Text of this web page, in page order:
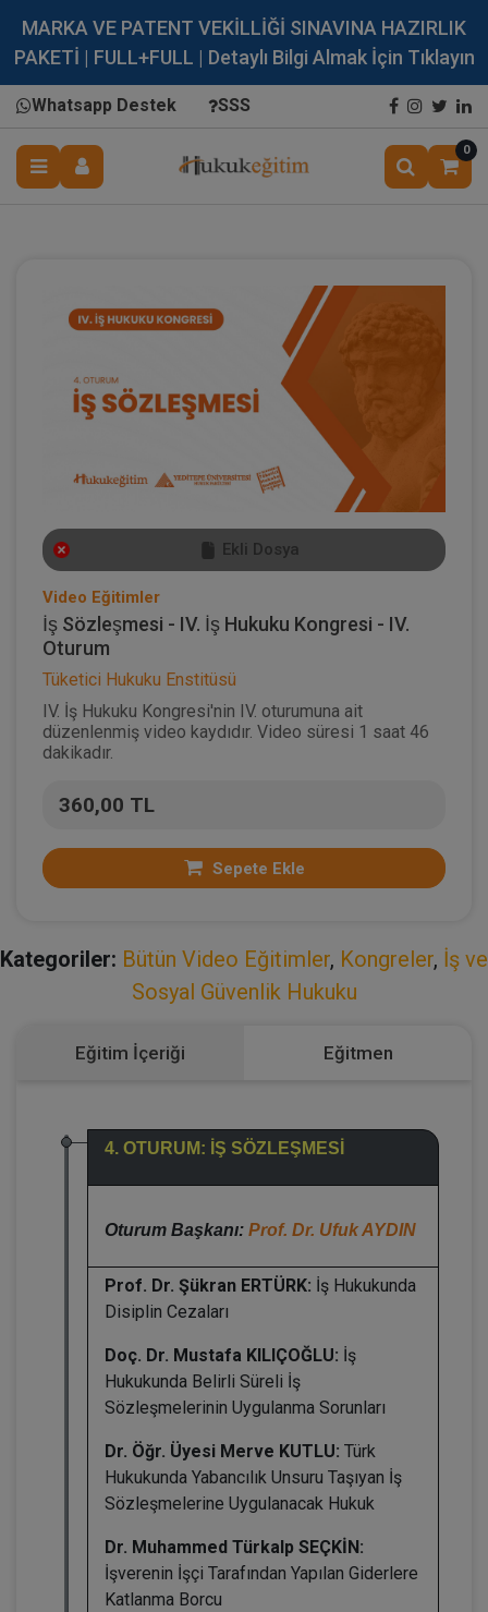
MARKA VE PATENT VEKİLLİĞİ SINAVINA HAZIRLIK
PAKETİ | FULL+FULL | Detaylı Bilgi Almak İçin Tıklayın
Whatsapp Destek SSS
0
Ekli Dosya
Video Eğitimler
İş Sözleşmesi - IV. İş Hukuku Kongresi - IV.
Oturum
Tüketici Hukuku Enstitüsü
IV. İş Hukuku Kongresi'nin IV. oturumuna ait
düzenlenmiş video kaydıdır. Video süresi 1 saat 46
dakikadır.
360,00 TL
Sepete Ekle
Kategoriler: Bütün Video Eğitimler, Kongreler, İş ve
Sosyal Güvenlik Hukuku
Eğitim İçeriği Eğitmen
4. OTURUM: İŞ SÖZLEŞMESİ
Oturum Başkanı: Prof. Dr. Ufuk AYDIN
Prof. Dr. Şükran ERTÜRK: İş Hukukunda
Disiplin Cezaları
Doç. Dr. Mustafa KILIÇOĞLU: İş
Hukukunda Belirli Süreli İş
Sözleşmelerinin Uygulanma Sorunları
Dr. Öğr. Üyesi Merve KUTLU: Türk
Hukukunda Yabancılık Unsuru Taşıyan İş
Sözleşmelerine Uygulanacak Hukuk
Dr. Muhammed Türkalp SEÇKİN:
İşverenin İşçi Tarafından Yapılan Giderlere
Katlanma Borcu